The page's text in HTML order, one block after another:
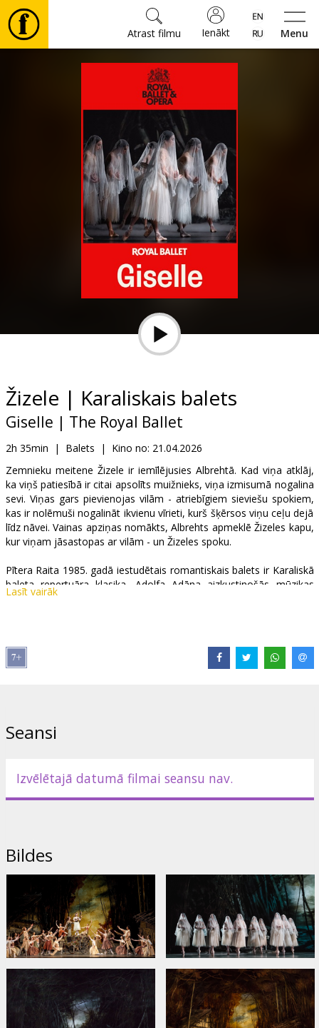
Menu
Ienākt
Atrast filmu
Pasākumi
B2B
Kino
Klubs
Žizele | Karaliskais balets
Giselle | The Royal Ballet
2h 35min | Balets | Kino no: 21.04.2026
Zemnieku meitene Žizele ir iemīlējusies Albrehtā. Kad viņa atklāj,
ka viņš patiesībā ir citai apsolīts muižnieks, viņa izmisumā nogalina
sevi. Viņas gars pievienojas vilām - atriebīgiem sieviešu spokiem,
kas ir nolēmuši nogalināt ikvienu vīrieti, kurš šķērsos viņu ceļu dejā
līdz nāvei. Vainas apziņas nomākts, Albrehts apmeklē Žizeles kapu,
kur viņam jāsastopas ar vilām - un Žizeles spoku.
Pītera Raita 1985. gadā iestudētais romantiskais balets ir Karaliskā
baleta repertuāra klasika. Adolfa Adāna aizkustinošās mūzikas
pavadībā un Džona Makfārleina atmosfēriski veidotajās
Izplatītājs:
Lasīt vairāk
Seansi
Izvēlētajā datumā filmai seansu nav.
Bildes